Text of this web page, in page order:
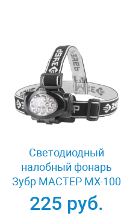
Светодиодный
налобный фонарь
Зубр МАСТЕР MX-100
56438
225 руб.